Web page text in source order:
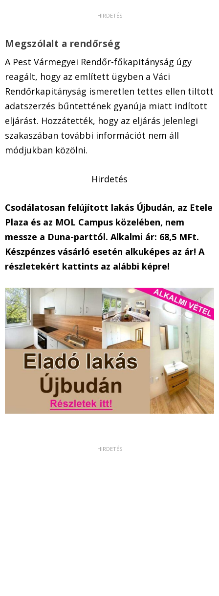
Megszólalt a rendőrség
A Pest Vármegyei Rendőr-főkapitányság úgy
reagált, hogy az említett ügyben a Váci
Rendőrkapitányság ismeretlen tettes ellen tiltott
adatszerzés bűntettének gyanúja miatt indított
eljárást. Hozzátették, hogy az eljárás jelenlegi
szakaszában további információt nem áll
módjukban közölni.
Hirdetés
Csodálatosan felújított lakás Újbudán, az Etele
Plaza és az MOL Campus közelében, nem
messze a Duna-parttól. Alkalmi ár: 68,5 MFt.
Készpénzes vásárló esetén alkuképes az ár! A
részletekért kattints az alábbi képre!